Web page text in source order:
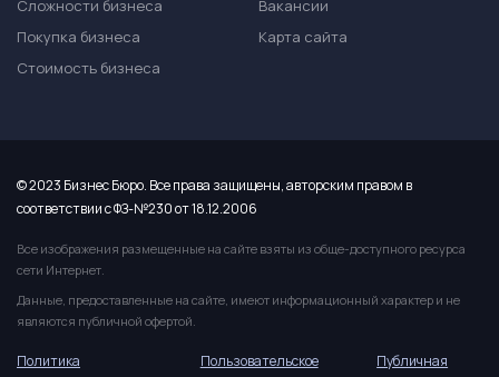
Сложности бизнеса
Покупка бизнеса
Стоимость бизнеса
Вакансии
Карта сайта
© 2023 Бизнес Бюро. Все права защищены, авторским правом в
соответствии с ФЗ-№230 от 18.12.2006
Все изображения размещенные на сайте взяты из обще-доступного ресурса
сети Интернет.
Данные, предоставленные на сайте, имеют информационный характер и не
являются публичной офертой.
Политика
Пользовательское
Публичная